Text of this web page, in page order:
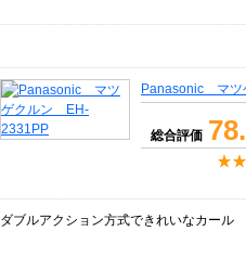
Panasonic マ
総合評価
ダブルアクション方式できれいなカール